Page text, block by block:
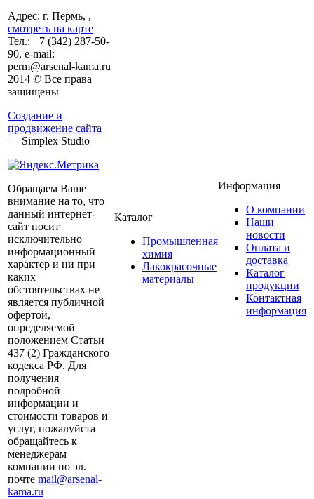
Адрес: г. Пермь, ,
смотреть на карте
Тел.: +7 (342) 287-50-
90, e-mail:
perm@arsenal-kama.ru
2014 © Все права
защищены
Создание и
продвижение сайта
— Simplex Studio
Обращаем Ваше
внимание на то, что
данный интернет-
сайт носит
исключительно
информационный
характер и ни при
каких
обстоятельствах не
является публичной
офертой,
определяемой
положением Статьи
437 (2) Гражданского
кодекса РФ. Для
получения
подробной
информации и
стоимости товаров и
услуг, пожалуйста
обращайтесь к
менеджерам
компании по эл.
почте mail@arsenal-
kama.ru
Каталог
Промышленная
химия
Лакокрасочные
материалы
Информация
О компании
Наши
новости
Оплата и
доставка
Каталог
продукции
Контактная
информация